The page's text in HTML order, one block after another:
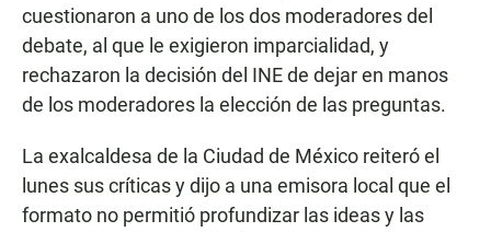
cuestionaron a uno de los dos moderadores del
debate, al que le exigieron imparcialidad, y
rechazaron la decisión del INE de dejar en manos
de los moderadores la elección de las preguntas.
La exalcaldesa de la Ciudad de México reiteró el
lunes sus críticas y dijo a una emisora local que el
formato no permitió profundizar las ideas y las